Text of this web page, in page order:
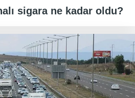
sigara ne kadar oldu?